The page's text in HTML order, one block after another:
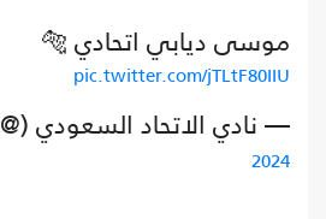
موسى ديابي اتحادي 🐅
pic.twitter.com/jTLtF80IIU
— نادي الاتحاد السعودي (@ittihad)
2024